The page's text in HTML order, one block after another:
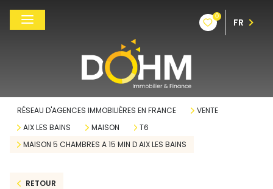
0
FR
RÉSEAU D'AGENCES IMMOBILIÈRES EN FRANCE
VENTE
AIX LES BAINS
MAISON
T6
MAISON 5 CHAMBRES A 15 MIN D AIX LES BAINS
RETOUR